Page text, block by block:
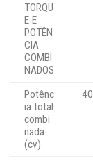
TORQU
E E
POTÊN
CIA
COMBI
NADOS
Potênc
ia total
combi
nada
(cv)